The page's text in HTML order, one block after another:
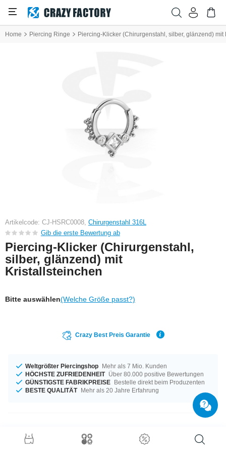
Home Piercing Ringe Piercing-Klicker (Chirurgenstahl, silber, glänzend) mit
Artikelcode: CJ-HSRC0008, Chirurgenstahl 316L
Gib die erste Bewertung ab
Piercing-Klicker (Chirurgenstahl,
silber, glänzend) mit
Kristallsteinchen
Bitte auswählen(Welche Größe passt?)
Crazy Best Preis Garantie
Weltgrößter Piercingshop Mehr als 7 Mio. Kunden
HÖCHSTE ZUFRIEDENHEIT Über 80.000 positive Bewertungen
GÜNSTIGSTE FABRIKPREISE Bestelle direkt beim Produzenten
BESTE QUALITÄT Mehr als 20 Jahre Erfahrung
Produktdetails